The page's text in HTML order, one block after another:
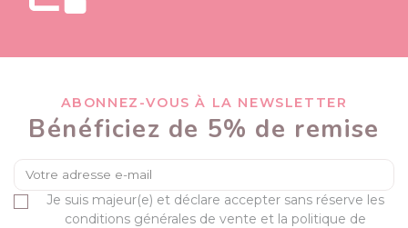
ABONNEZ-VOUS À LA NEWSLETTER
Bénéficiez de 5% de remise
Je suis majeur(e) et déclare accepter sans réserve les
conditions générales de vente et la politique de